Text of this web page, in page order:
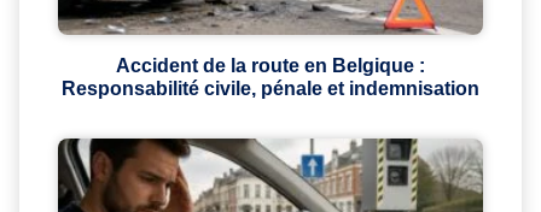
Accident de la route en Belgique :
Responsabilité civile, pénale et indemnisation